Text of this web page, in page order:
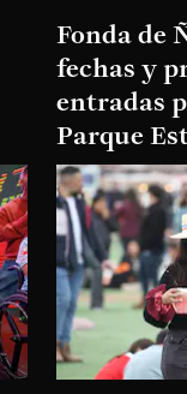
Fonda de
fechas y
entradas
Parque